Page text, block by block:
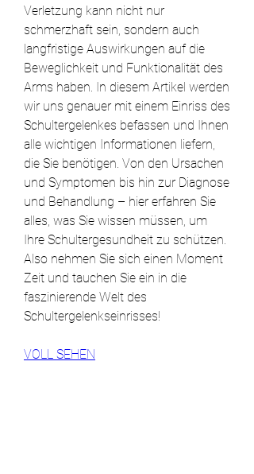
Verletzung kann nicht nur
schmerzhaft sein, sondern auch
langfristige Auswirkungen auf die
Beweglichkeit und Funktionalität des
Arms haben. In diesem Artikel werden
wir uns genauer mit einem Einriss des
Schultergelenkes befassen und Ihnen
alle wichtigen Informationen liefern,
die Sie benötigen. Von den Ursachen
und Symptomen bis hin zur Diagnose
und Behandlung – hier erfahren Sie
alles, was Sie wissen müssen, um
Ihre Schultergesundheit zu schützen.
Also nehmen Sie sich einen Moment
Zeit und tauchen Sie ein in die
faszinierende Welt des
Schultergelenkseinrisses!
VOLL SEHEN